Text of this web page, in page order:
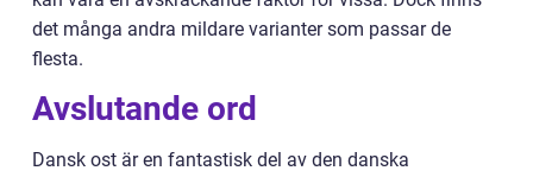
det många andra mildare varianter som passar de
flesta.
Avslutande ord
Dansk ost är en fantastisk del av den danska